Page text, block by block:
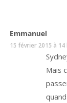
Emmanuel
15 février 2015 à 14
Mais